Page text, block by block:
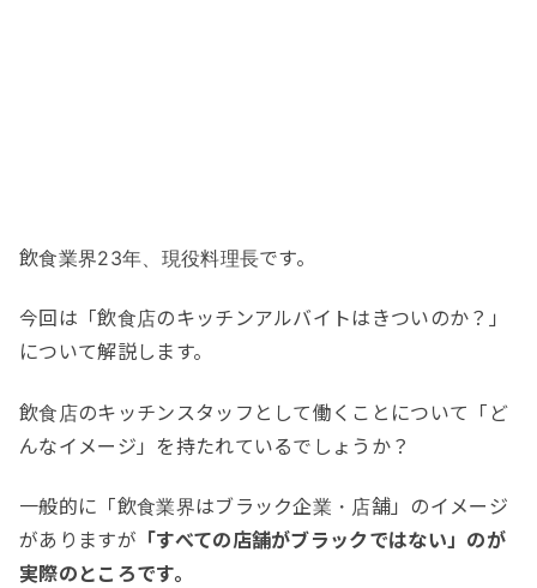
飲食業界23年、現役料理長です。
今回は「飲食店のキッチンアルバイトはきついのか？」
について解説します。
飲食店のキッチンスタッフとして働くことについて「ど
んなイメージ」を持たれているでしょうか？
一般的に「飲食業界はブラック企業・店舗」のイメージ
がありますが 「すべての店舗がブラックではない」のが
実際のところです。